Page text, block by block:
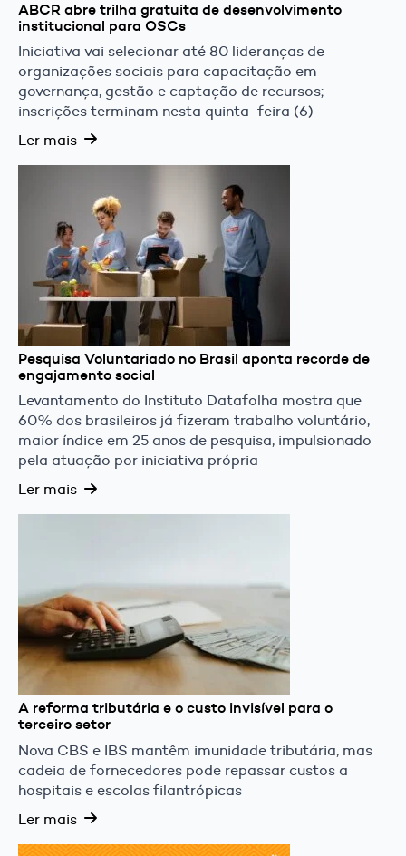
ABCR abre trilha gratuita de desenvolvimento
institucional para OSCs
Iniciativa vai selecionar até 80 lideranças de
organizações sociais para capacitação em
governança, gestão e captação de recursos;
inscrições terminam nesta quinta-feira (6)
Ler mais
Pesquisa Voluntariado no Brasil aponta recorde de
engajamento social
Levantamento do Instituto Datafolha mostra que
60% dos brasileiros já fizeram trabalho voluntário,
maior índice em 25 anos de pesquisa, impulsionado
pela atuação por iniciativa própria
Ler mais
A reforma tributária e o custo invisível para o
terceiro setor
Nova CBS e IBS mantêm imunidade tributária, mas
cadeia de fornecedores pode repassar custos a
hospitais e escolas filantrópicas
Ler mais